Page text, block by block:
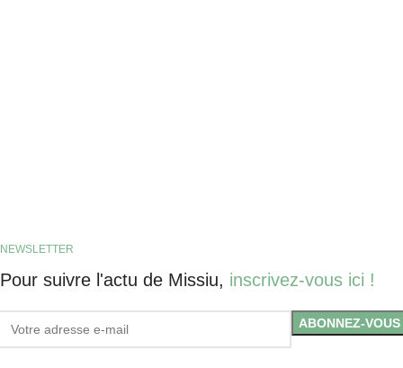
NEWSLETTER
Pour suivre l'actu de Missiu, inscrivez-vous ici !